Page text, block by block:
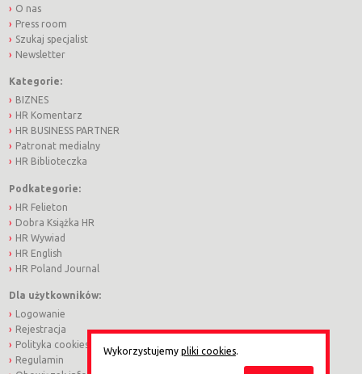
O nas
Press room
Szukaj specjalist
Newsletter
Kategorie:
BIZNES
HR Komentarz
HR BUSINESS PARTNER
Patronat medialny
HR Biblioteczka
Podkategorie:
HR Felieton
Dobra Książka HR
HR Wywiad
HR English
HR Poland Journal
Dla użytkowników:
Logowanie
Rejestracja
Polityka cookies
Regulamin
Wykorzystujemy pliki cookies.